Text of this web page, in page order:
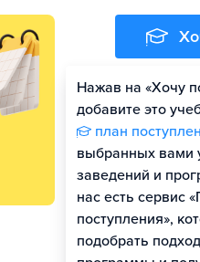
Нажав на «Хочу
добавите это
план
выбранных вами
заведений и
нас есть сервис
поступления»,
подобрать